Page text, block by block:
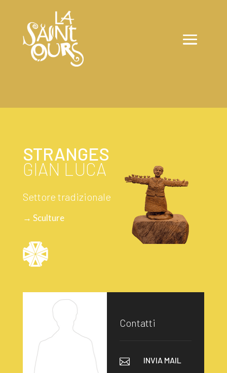
STRANGES
GIAN LUCA
Settore tradizionale
→ Sculture
Contatti
 INVIA MAIL